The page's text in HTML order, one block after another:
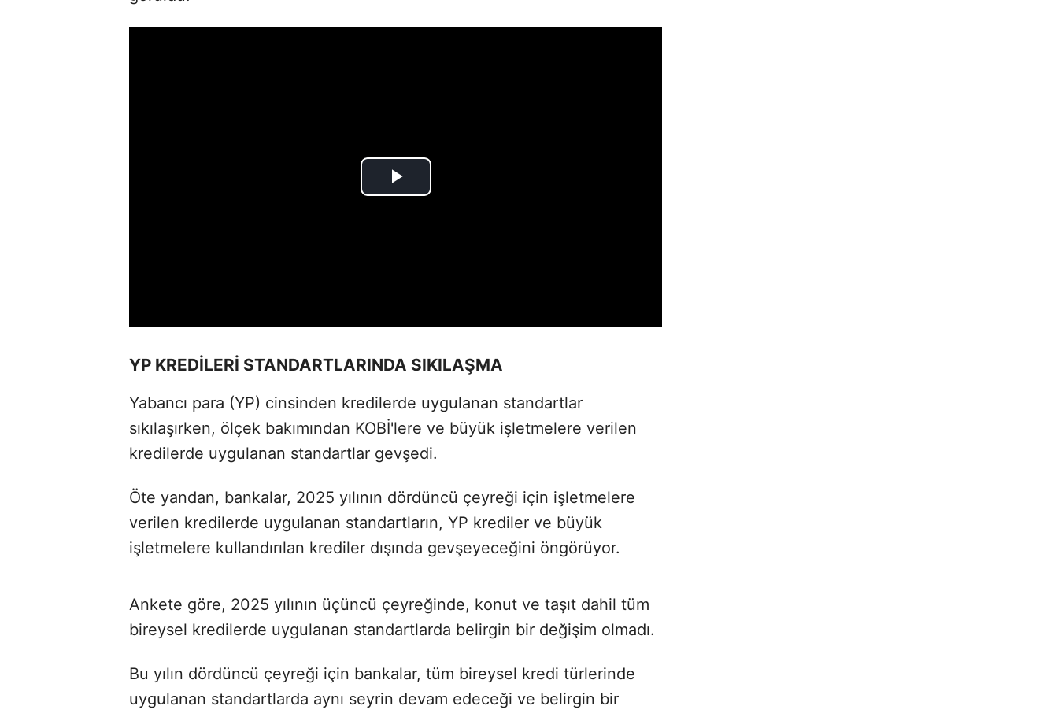
YP KREDİLERİ STANDARTLARINDA SIKILAŞMA
Yabancı para (YP) cinsinden kredilerde uygulanan standartlar
sıkılaşırken, ölçek bakımından KOBİ'lere ve büyük işletmelere verilen
kredilerde uygulanan standartlar gevşedi.
Öte yandan, bankalar, 2025 yılının dördüncü çeyreği için işletmelere
verilen kredilerde uygulanan standartların, YP krediler ve büyük
işletmelere kullandırılan krediler dışında gevşeyeceğini öngörüyor.
Ankete göre, 2025 yılının üçüncü çeyreğinde, konut ve taşıt dahil tüm
bireysel kredilerde uygulanan standartlarda belirgin bir değişim olmadı.
Bu yılın dördüncü çeyreği için bankalar, tüm bireysel kredi türlerinde
uygulanan standartlarda aynı seyrin devam edeceği ve belirgin bir